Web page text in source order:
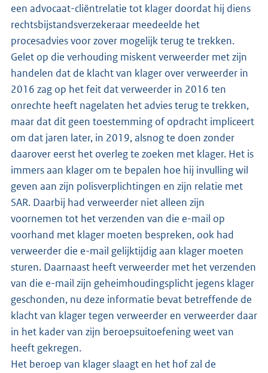
een advocaat-cliëntrelatie tot klager doordat hij diens
rechtsbijstandsverzekeraar meedeelde het
procesadvies voor zover mogelijk terug te trekken.
Gelet op die verhouding miskent verweerder met zijn
handelen dat de klacht van klager over verweerder in
2016 zag op het feit dat verweerder in 2016 ten
onrechte heeft nagelaten het advies terug te trekken,
maar dat dit geen toestemming of opdracht impliceert
om dat jaren later, in 2019, alsnog te doen zonder
daarover eerst het overleg te zoeken met klager. Het is
immers aan klager om te bepalen hoe hij invulling wil
geven aan zijn polisverplichtingen en zijn relatie met
SAR. Daarbij had verweerder niet alleen zijn
voornemen tot het verzenden van die e-mail op
voorhand met klager moeten bespreken, ook had
verweerder die e-mail gelijktijdig aan klager moeten
sturen. Daarnaast heeft verweerder met het verzenden
van die e-mail zijn geheimhoudingsplicht jegens klager
geschonden, nu deze informatie bevat betreffende de
klacht van klager tegen verweerder en verweerder daar
in het kader van zijn beroepsuitoefening weet van
heeft gekregen.
Het beroep van klager slaagt en het hof zal de